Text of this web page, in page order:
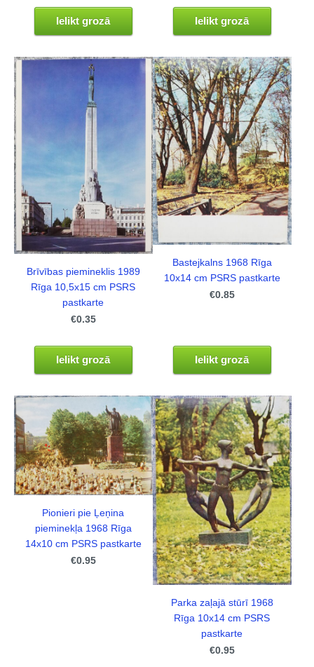
Ielikt grozā Ielikt grozā
Brīvības piemineklis 1989
Rīga 10,5x15 cm PSRS
pastkarte
€0.35
Ielikt grozā
Bastejkalns 1968 Rīga
10x14 cm PSRS pastkarte
€0.85
Ielikt grozā
Pionieri pie Ļeņina
pieminekļa 1968 Rīga
14x10 cm PSRS pastkarte
€0.95
Parka zaļajā stūrī 1968
Rīga 10x14 cm PSRS
pastkarte
€0.95